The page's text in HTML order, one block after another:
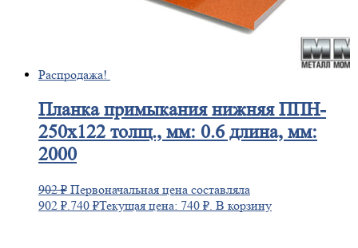
Распродажа!
Планкапримыкания нижняя ППН-
250х122 толщ., мм: 0.6 длина, мм:
2000
902₽ Первоначальная цена составляла
902 ₽.740 ₽Текущая цена: 740 ₽. В корзину